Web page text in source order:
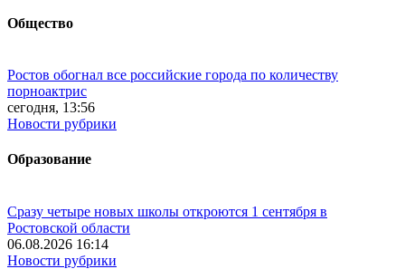
Общество
Ростов обогнал все российские города по количеству
порноактрис
сегодня, 13:56
Новости рубрики
Образование
Сразу четыре новых школы откроются 1 сентября в
Ростовской области
06.08.2026 16:14
Новости рубрики